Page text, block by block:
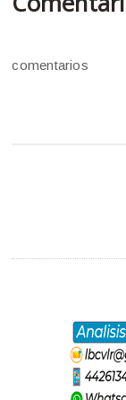
comentarios